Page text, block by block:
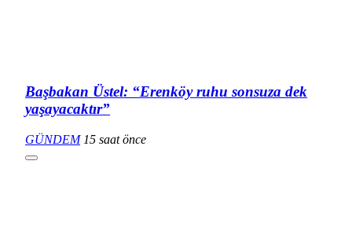
Başbakan Üstel: “Erenköy ruhu sonsuza dek
yaşayacaktır”
GÜNDEM 15 saat önce